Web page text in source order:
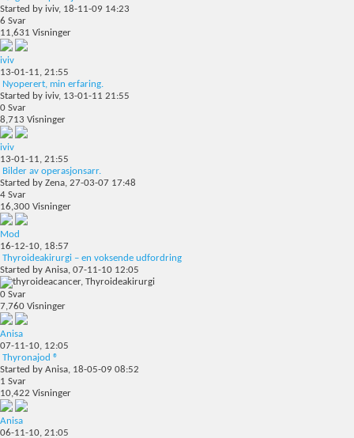
Started by iviv, 18-11-09 14:23
6 Svar
11,631 Visninger
iviv
13-01-11, 21:55
Nyoperert, min erfaring.
Started by iviv, 13-01-11 21:55
0 Svar
8,713 Visninger
iviv
13-01-11, 21:55
Bilder av operasjonsarr.
Started by Zena, 27-03-07 17:48
4 Svar
16,300 Visninger
Mod
16-12-10, 18:57
Thyroideakirurgi – en voksende udfordring
Started by Anisa, 07-11-10 12:05
0 Svar
7,760 Visninger
Anisa
07-11-10, 12:05
Thyronajod ®
Started by Anisa, 18-05-09 08:52
1 Svar
10,422 Visninger
Anisa
06-11-10, 21:05